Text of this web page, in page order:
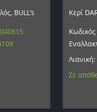
BULL’s Κερί
Λιανική:
Σε